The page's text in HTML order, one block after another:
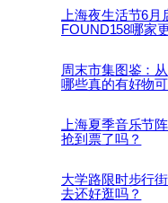
上海夜生活节6
FOUND158哪家
周末市集图鉴：
哪些真的有好物
上海夏季音乐节
抢到票了吗？
大学路限时步行
去还好逛吗？